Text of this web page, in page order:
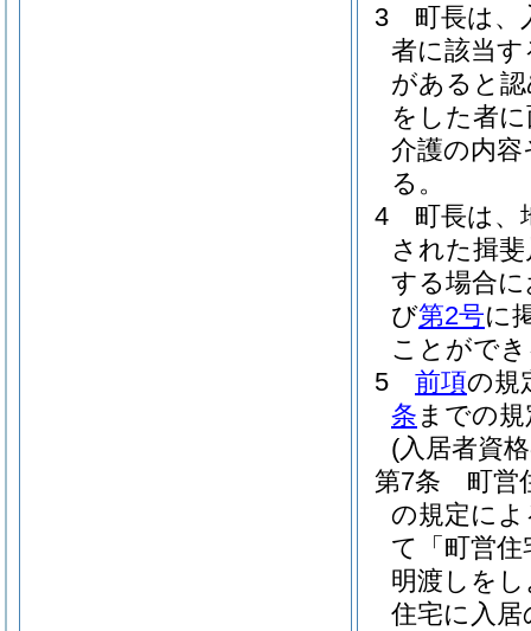
3
町長は、
者に該当
があると
をした者
介護の内
る。
4
町長は、
された揖
する場合
び第2号に
ことがで
5
前項の規
条 までの
(入居者資
第7条
町営
の規定に
て「町営
明渡しを
住宅に入